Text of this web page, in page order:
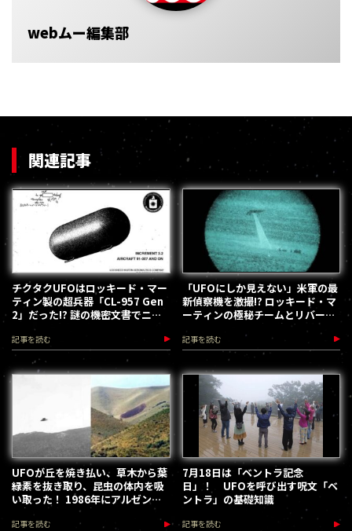
webムー編集部
関連記事
チクタクUFOはロッキード・マー
ティン製の超兵器「CL-957 Gen
2」だった!? 謎の機密文書でニミ
ッツUFO事件に新展開！
記事を読む
「UFOにしか見えない」米軍の最
新偵察機を激撮!? ロッキード・マ
ーティンの極秘チームとリバース
エンジニアリングの謎
記事を読む
UFOが丘を焼き払い、草木から葉
緑素を抜き取り、昆虫の体内を吸
い取った！ 1986年にアルゼンチ
ン起きた事件の謎
記事を読む
7月18日は「ベントラ記念
日」！ UFOを呼び出す呪文「ベ
ントラ」の基礎知識
記事を読む